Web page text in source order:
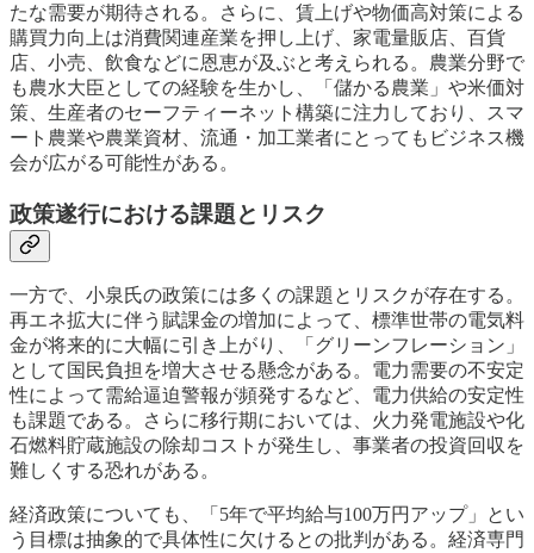
たな需要が期待される。さらに、賃上げや物価高対策による
購買力向上は消費関連産業を押し上げ、家電量販店、百貨
店、小売、飲食などに恩恵が及ぶと考えられる。農業分野で
も農水大臣としての経験を生かし、「儲かる農業」や米価対
策、生産者のセーフティーネット構築に注力しており、スマ
ート農業や農業資材、流通・加工業者にとってもビジネス機
会が広がる可能性がある。
政策遂行における課題とリスク
一方で、小泉氏の政策には多くの課題とリスクが存在する。
再エネ拡大に伴う賦課金の増加によって、標準世帯の電気料
金が将来的に大幅に引き上がり、「グリーンフレーション」
として国民負担を増大させる懸念がある。電力需要の不安定
性によって需給逼迫警報が頻発するなど、電力供給の安定性
も課題である。さらに移行期においては、火力発電施設や化
石燃料貯蔵施設の除却コストが発生し、事業者の投資回収を
難しくする恐れがある。
経済政策についても、「5年で平均給与100万円アップ」とい
う目標は抽象的で具体性に欠けるとの批判がある。経済専門